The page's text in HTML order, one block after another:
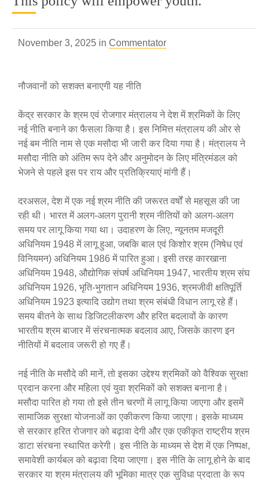
November 3, 2025 in Commentator
नौजवानों को सशक्त बनाएगी यह नीति
केंद्र सरकार के श्रम एवं रोजगार मंत्रालय ने देश में श्रमिकों के लिए
नई नीति बनाने का फैसला किया है। इस निमित्त मंत्रालय की ओर से
नई बम नीति नाम से एक मसौदा भी जारी कर दिया गया है। मंत्रालय ने
मसौदा नीति को अंतिम रूप देने और अनुमोदन के लिए मंत्रिमंडल को
भेजने से पहले इस पर राय और प्रतिक्रियाएं मांगी हैं।
दरअसल, देश में एक नई श्रम नीति की जरूरत वर्षों से महसूस की जा
रही थी। भारत में अलग-अलग पुरानी श्रम नीतियों को अलग-अलग
समय पर लागू किया गया था। उदाहरण के लिए, न्यूनतम मजदूरी
अधिनियम 1948 में लागू हुआ, जबकि बाल एवं किशोर श्रम (निषेध एवं
विनियमन) अधिनियम 1986 में पारित हुआ। इसी तरह कारखाना
अधिनियम 1948, औद्योगिक संघर्ष अधिनियम 1947, भारतीय श्रम संघ
अधिनियम 1926, भृति-भुगतान अधिनियम 1936, श्रमजीवी क्षतिपूर्ति
अधिनियम 1923 इत्यादि उद्योग तथा श्रम संबंधी विधान लागू रहे हैं।
समय बीतने के साथ डिजिटलीकरण और हरित बदलावों के कारण
भारतीय श्रम बाजार में संरचनात्मक बदलाव आए, जिसके कारण इन
नीतियों में बदलाव जरूरी हो गए हैं।
नई नीति के मसौदे की मानें, तो इसका उद्देश्य श्रमिकों को वैश्विक सुरक्षा
प्रदान करना और महिला एवं युवा श्रमिकों को सशक्त बनाना है।
मसौदा पारित हो गया तो इसे तीन चरणों में लागू किया जाएगा और इसमें
सामाजिक सुरक्षा योजनाओं का एकीकरण किया जाएगा। इसके माध्यम
से सरकार हरित रोजगार को बढ़ावा देगी और एक एकीकृत राष्ट्रीय श्रम
डाटा संरचना स्थापित करेगी। इस नीति के माध्यम से देश में एक निष्पक्ष,
समावेशी कार्यबल को बढ़ावा दिया जाएगा। इस नीति के लागू होने के बाद
सरकार या श्रम मंत्रालय की भूमिका मात्र एक सुविधा प्रदाता के रूप